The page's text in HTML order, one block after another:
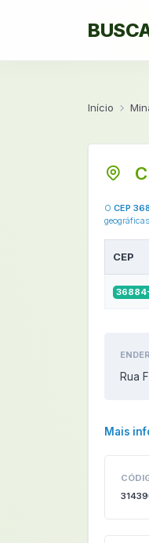
Início
O CEP
CEP
Rua
Mais